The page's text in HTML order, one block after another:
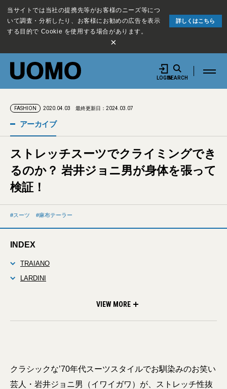
当サイトでは当社の提携先等がお客様のニーズ等につ
いて調査・分析したり、お客様にお勧めの広告を表示
する目的で Cookie を使用する場合があります。
詳しくはこちら
×
LOGINSEARCH
FASHION 2020.04.03 最終更新日：2024.03.07
アーカイブ
ストレッチスーツでクライミングでき
るのか？ 岩井ジョニ男が身体を張って
検証！
スーツ 麻布テーラー
INDEX
TRAIANO
LARDINI
VIEW MORE
クラシックな’70年代スーツスタイルでお馴染みのお笑い
芸人・岩井ジョニ男（イワイガワ）が、ストレッチ性抜